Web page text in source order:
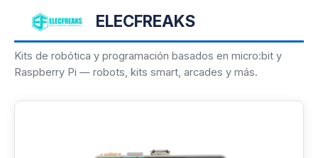
ELECFREAKS
Kits de robótica y programación basados en micro:bit y
Raspberry Pi — robots, kits smart, arcades y más.